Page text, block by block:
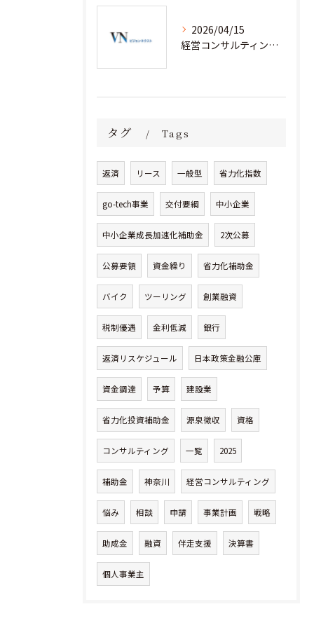
2026/04/15
経営コンサルティングと省力化補助金で人手不足企業が成果を出す実践事例集
タグ Tags
返済 リース 一般型 省力化指数
go-tech事業 交付要綱 中小企業
中小企業成長加速化補助金 2次公募
公募要領 資金繰り 省力化補助金
バイク ツーリング 創業融資
税制優遇 金利低減 銀行
返済リスケジュール 日本政策金融公庫
資金調達 予算 建設業
省力化投資補助金 源泉徴収 資格
コンサルティング 一覧 2025
補助金 神奈川 経営コンサルティング
悩み 相談 申請 事業計画 戦略
助成金 融資 伴走支援 決算書
個人事業主